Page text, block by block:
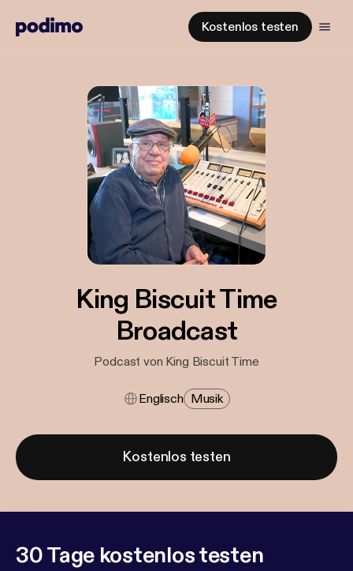
Kostenlos testen
King Biscuit Time
Broadcast
Podcast von King Biscuit Time
Englisch Musik
Kostenlos testen
30 Tage kostenlos testen